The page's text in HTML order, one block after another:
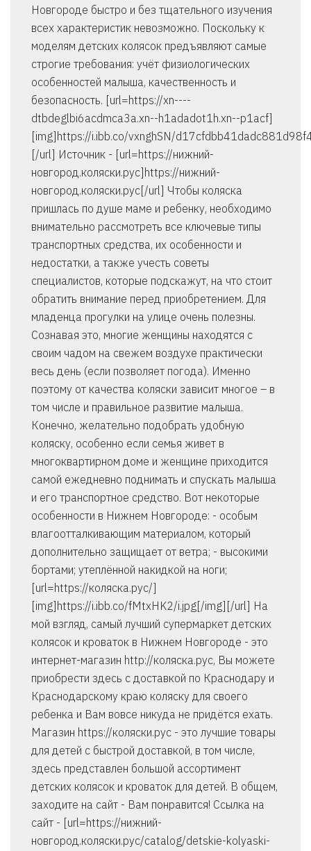
Новгороде быстро и без тщательного изучения
всех характеристик невозможно. Поскольку к
моделям детских колясок предъявляют самые
строгие требования: учёт физиологических
особенностей малыша, качественность и
безопасность. [url=https://xn----
dtbdeglbi6acdmca3a.xn--h1adadot1h.xn--p1acf]
[img]https://i.ibb.co/vxnghSN/
[/url] Источник - [url=https://нижний-
новгород.коляски.рус]https://нижний-
новгород.коляски.рус[/url] Чтобы коляска
пришлась по душе маме и ребенку, необходимо
внимательно рассмотреть все ключевые типы
транспортных средства, их особенности и
недостатки, а также учесть советы
специалистов, которые подскажут, на что стоит
обратить внимание перед приобретением. Для
младенца прогулки на улице очень полезны.
Сознавая это, многие женщины находятся с
своим чадом на свежем воздухе практически
весь день (если позволяет погода). Именно
поэтому от качества коляски зависит многое – в
том числе и правильное развитие малыша.
Конечно, желательно подобрать удобную
коляску, особенно если семья живет в
многоквартирном доме и женщине приходится
самой ежедневно поднимать и спускать малыша
и его транспортное средство. Вот некоторые
особенности в Нижнем Новгороде: - особым
влагоотталкивающим материалом, который
дополнительно защищает от ветра; - высокими
бортами; утеплённой накидкой на ноги;
[url=https://коляска.рус/]
[img]https://i.ibb.co/fMtxHK2/i.jpg[/img][/url] На
мой взгляд, самый лучший супермаркет детских
колясок и кроваток в Нижнем Новгороде - это
интернет-магазин http://коляска.рус, Вы можете
приобрести здесь с доставкой по Краснодару и
Краснодарскому краю коляску для своего
ребенка и Вам вовсе никуда не придётся ехать.
Магазин https://коляски.рус - это лучшие товары
для детей с быстрой доставкой, в том числе,
здесь представлен большой ассортимент
детских колясок и кроваток для детей. В общем,
заходите на сайт - Вам понравится! Ссылка на
сайт - [url=https://нижний-
новгород.коляски.рус/catalog/detskie-kolyaski-